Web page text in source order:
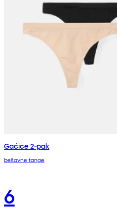
Gaćice 2-pak
bešavne tange
6